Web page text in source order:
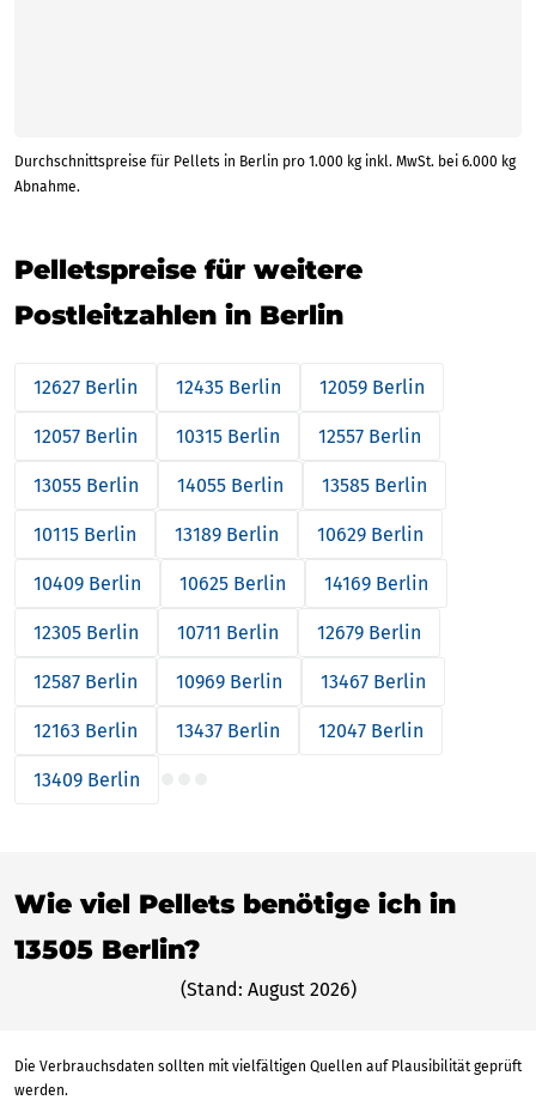
Durchschnittspreise für Pellets in Berlin pro 1.000 kg inkl. MwSt. bei 6.000 kg
Abnahme.
Pelletspreise für weitere
Postleitzahlen in Berlin
12627 Berlin 12435 Berlin 12059 Berlin
12057 Berlin 10315 Berlin 12557 Berlin
13055 Berlin 14055 Berlin 13585 Berlin
10115 Berlin 13189 Berlin 10629 Berlin
10409 Berlin 10625 Berlin 14169 Berlin
12305 Berlin 10711 Berlin 12679 Berlin
12587 Berlin 10969 Berlin 13467 Berlin
12163 Berlin 13437 Berlin 12047 Berlin
13409 Berlin
Wie viel Pellets benötige ich in
13505 Berlin?
(Stand: August 2026)
Die Verbrauchsdaten sollten mit vielfältigen Quellen auf Plausibilität geprüft
werden.